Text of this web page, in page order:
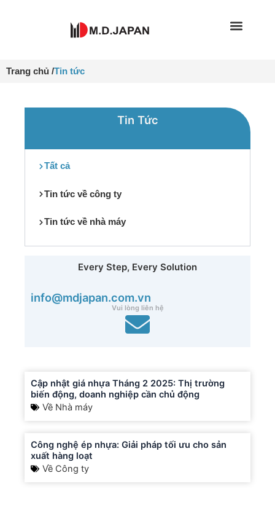
Trang chủ /Tin tức
Tin Tức
Tất cả
Tin tức về công ty
Tin tức về nhà máy
Every Step, Every Solution
info@mdjapan.com.vn
Vui lòng liên hệ
Cập nhật giá nhựa Tháng 2 2025: Thị trường
biến động, doanh nghiệp cần chủ động
Về Nhà máy
Công nghệ ép nhựa: Giải pháp tối ưu cho sản
xuất hàng loạt
Về Công ty